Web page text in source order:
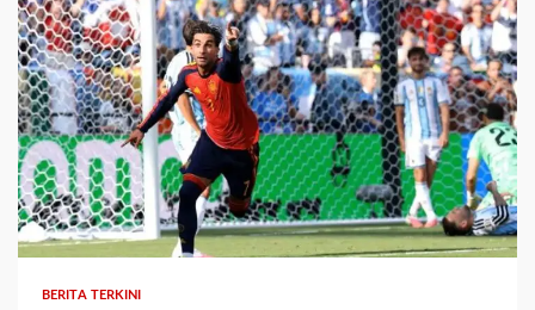
BERITA TERKINI